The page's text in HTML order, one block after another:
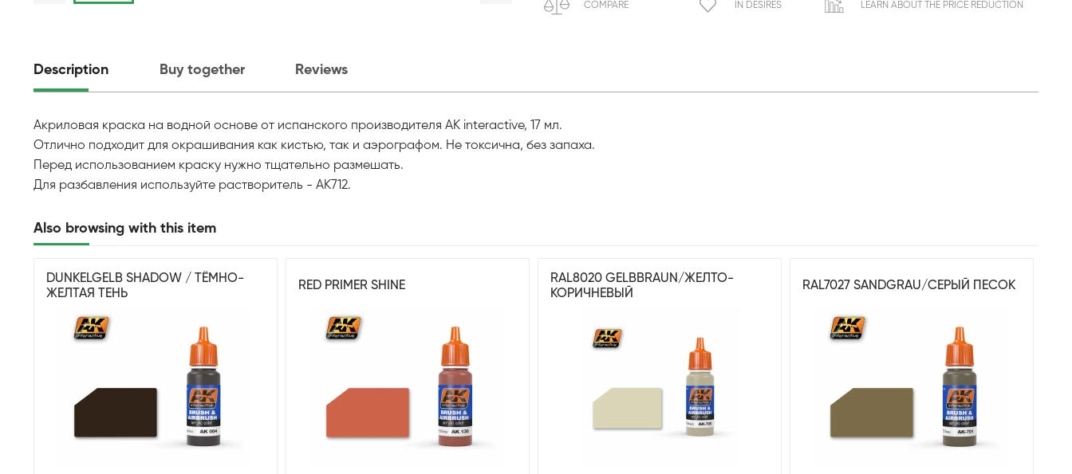
COMPARE IN DESIRES LEARN ABOUT THE PRICE REDUCTION
Description Buy together Reviews
Акриловая краска на водной основе от испанского производителя AK interactive, 17 мл.
Отлично подходит для окрашивания как кистью, так и аэрографом. Не токсична, без запаха.
Перед использованием краску нужно тщательно размешать.
Для разбавления используйте растворитель - AK712.
Also browsing with this item
DUNKELGELB SHADOW / ТЁМНО-
ЖЕЛТАЯ ТЕНЬ
RED PRIMER SHINE
RAL8020 GELBBRAUN/ЖЕЛТО-
КОРИЧНЕВЫЙ
RAL7027 SANDGRAU/СЕРЫЙ ПЕСОК